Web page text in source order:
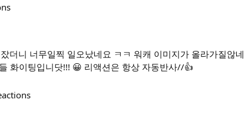
더니 너무일찍 일오났네요 ㅋㅋ 워캐 이미지가 올라가질않
화이팅입니닷!!! 😀 리액션은 항상 자동반사//👍